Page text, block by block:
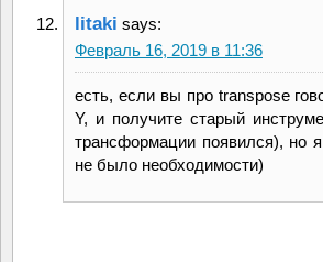
litaki says:
Февраль 16, 2019 в 11:36
есть, если вы про transpose
Y, и получите старый
трансформации появился), но
не было необходимости)